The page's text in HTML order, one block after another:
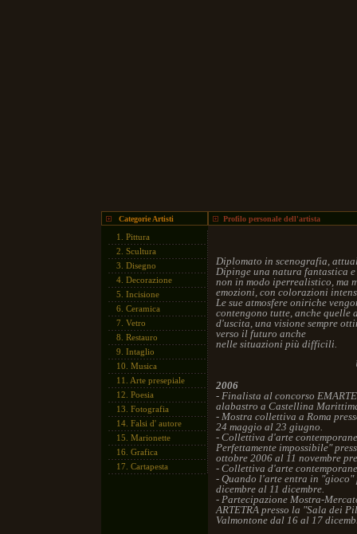
Categorie Artisti
1. Pittura
2. Scultura
3. Disegno
4. Decorazione
5. Incisione
6. Ceramica
7. Vetro
8. Restauro
9. Intaglio
10. Musica
11. Arte presepiale
12. Poesia
13. Fotografia
14. Falsi d' autore
15. Marionette
16. Grafica
17. Cartapesta
Profilo personale dell'artista
Diplomato in scenografia,
Dipinge una natura fantastica
non in modo iperrealistico, ma
emozioni, con colorazioni
Le sue atmosfere oniriche
contengono tutte, anche quelle
d'uscita, una visione sempre
verso il futuro anche
nelle situazioni più difficili.
2006
- Finalista al concorso
alabastro a Castellina
- Mostra collettiva a Roma
24 maggio al 23 giugno.
- Collettiva d'arte
Perfettamente impossibile"
ottobre 2006 al 11 novembre
- Collettiva d'arte
- Quando l'arte entra in "gioco"
dicembre al 11 dicembre.
- Partecipazione Mostra-
ARTETRA presso la "Sala dei
Valmontone dal 16 al 17